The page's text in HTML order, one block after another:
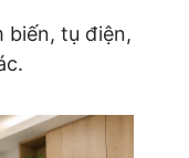
biến, tụ điện,